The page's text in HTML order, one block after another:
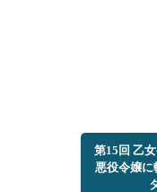
第15回 乙
悪役令嬢